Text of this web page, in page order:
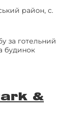
район, с.
за готельний
будинок
&